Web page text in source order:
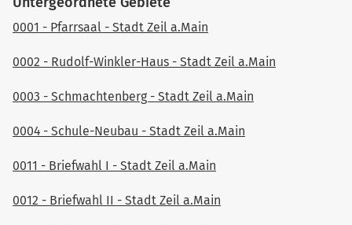
0001 - Pfarrsaal - Stadt Zeil a.Main
0002 - Rudolf-Winkler-Haus - Stadt Zeil a.Main
0003 - Schmachtenberg - Stadt Zeil a.Main
0004 - Schule-Neubau - Stadt Zeil a.Main
0011 - Briefwahl I - Stadt Zeil a.Main
0012 - Briefwahl II - Stadt Zeil a.Main